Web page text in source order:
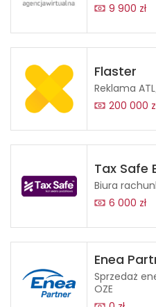
9 900 zł
Flaster
Reklama
200 000
Tax Safe
Biura
6 000 zł
Enea
Sprzedaż
OZE